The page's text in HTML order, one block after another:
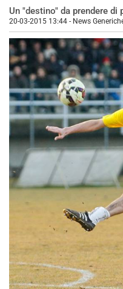
Un "destino" da prendere di
20-03-2015 13:44 - News